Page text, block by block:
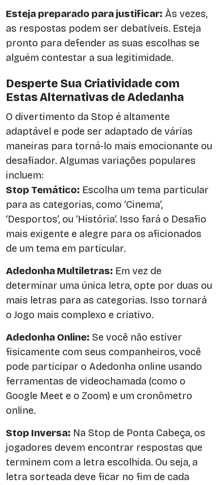
Esteja preparado para justificar: Às vezes,
as respostas podem ser debatíveis. Esteja
pronto para defender as suas escolhas se
alguém contestar a sua legitimidade.
Desperte Sua Criatividade com
Estas Alternativas de Adedanha
O divertimento da Stop é altamente
adaptável e pode ser adaptado de várias
maneiras para torná-lo mais emocionante ou
desafiador. Algumas variações populares
incluem:
Stop Temático: Escolha um tema particular
para as categorias, como ‘Cinema’,
‘Desportos’, ou ‘História’. Isso fará o Desafio
mais exigente e alegre para os aficionados
de um tema em particular.
Adedonha Multiletras: Em vez de
determinar uma única letra, opte por duas ou
mais letras para as categorias. Isso tornará
o Jogo mais complexo e criativo.
Adedonha Online: Se você não estiver
fisicamente com seus companheiros, você
pode participar o Adedonha online usando
ferramentas de videochamada (como o
Google Meet e o Zoom) e um cronômetro
online.
Stop Inversa: Na Stop de Ponta Cabeça, os
jogadores devem encontrar respostas que
terminem com a letra escolhida. Ou seja, a
letra sorteada deve ficar no fim de cada